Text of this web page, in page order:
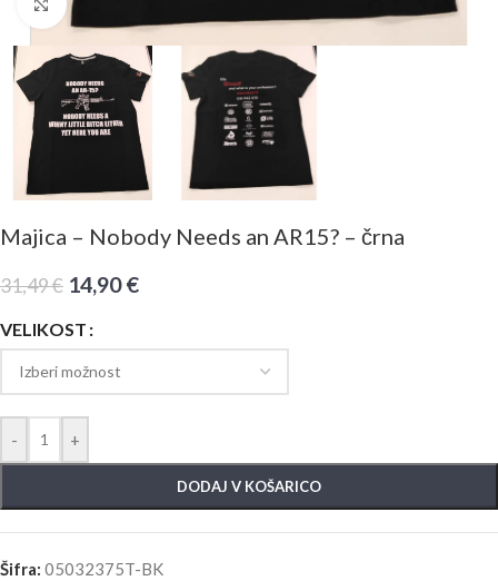
Majica – Nobody Needs an AR15? – črna
31,49€ 14,90€
VELIKOST
- +
DODAJ V KOŠARICO
Šifra: 05032375T-BK